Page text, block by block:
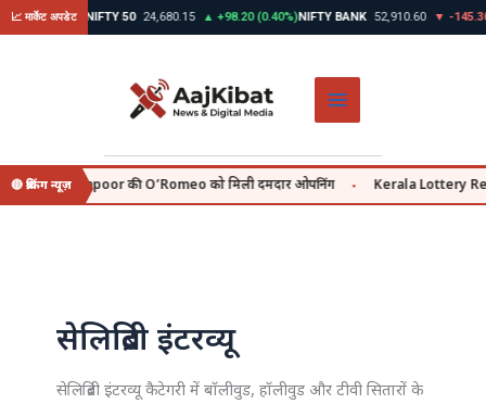
Skip
to
📈 मार्केट अपडेट
(0.39%)NIFTY 50 24,680.15 ▲ +98.20 (0.40%)NIFTY BANK 52,910.60 ▼ -145.30
🔴 ब्रेकिंग न्यूज़
Kapoor की O’Romeo को मिली दमदार ओपनिंग ● Kerala Lottery Result
सेलिब्रिटी इंटरव्यू
सेलिब्रिटी इंटरव्यू कैटेगरी में बॉलीवुड, हॉलीवुड और टीवी सितारों के